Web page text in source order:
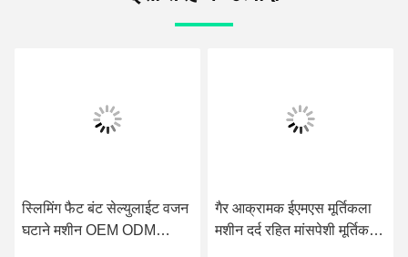
स्लिमिंग फैट बंट सेल्युलाईट वजन
घटाने मशीन OEM ODM
गैर आक्रामक ईएमएस मूर्तिकला
मशीन दर्द रहित मांसपेशी मूर्तिकला